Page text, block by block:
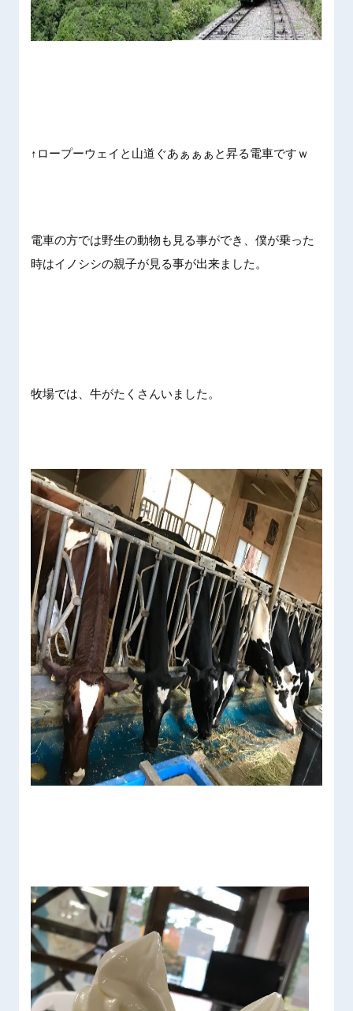
↑ロープーウェイと山道ぐあぁぁぁと昇る電車ですｗ
電車の方では野生の動物も見る事ができ、僕が乗った
時はイノシシの親子が見る事が出来ました。
牧場では、牛がたくさんいました。